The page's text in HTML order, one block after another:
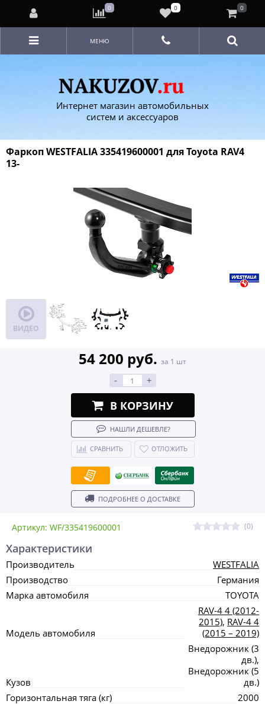
Интернет магазин автомобильных
систем и аксессуаров
МЕНЮ
Фаркоп WESTFALIA 335419600001 для Toyota RAV4
13-
ВИДЕО
Артикул: WF/335419600001 (0)
54 200 руб. за 1 шт
- +
В КОРЗИНУ
НАШЛИ ДЕШЕВЛЕ?
СРАВНИТЬ ОТЛОЖИТЬ
ПОДРОБНЕЕ О ДОСТАВКЕ
Характеристики
Производитель
WESTFALIA
Производство
Германия
Марка автомобиля
TOYOTA
Модель автомобиля
RAV-4 4 (2012-
2015), RAV-4 4
(2015 – 2019)
Кузов
Внедорожник (3
дв.),
Внедорожник (5
дв.)
Горизонтальная тяга (кг)
2000
0 0 0